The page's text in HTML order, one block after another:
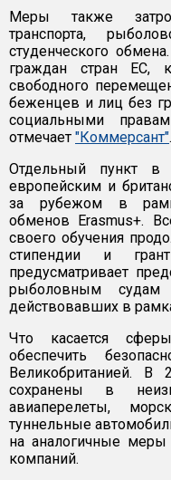
Меры также
транспорта,
студенческого
граждан стран ЕС,
свободного
беженцев и лиц без
социальными
отмечает "Коммерсант".
Отдельный пункт в
европейским и
за рубежом в
обменов Erasmus+.
своего обучения
стипендии и
предусматривает
рыболовным
действовавших в
Что касается
обеспечить
Великобританией. В
сохранены в
авиаперелеты,
туннельные
на аналогичные меры
компаний.